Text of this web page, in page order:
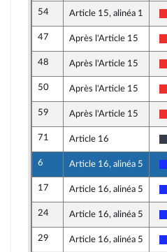
54 Article 15, alinéa 1
47 Après l'Article 15
48 Après l'Article 15
50 Après l'Article 15
59 Après l'Article 15
71 Article 16
6 Article 16, alinéa 5
17 Article 16, alinéa 5
24 Article 16, alinéa 5
29 Article 16, alinéa 5